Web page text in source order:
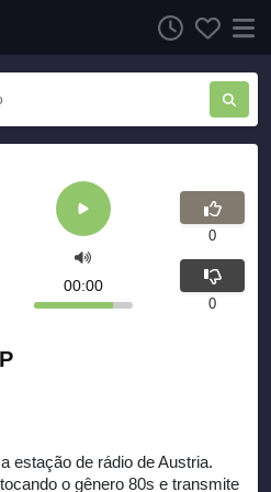
estação de rádio de Austria.
o gênero 80s e transmite
00:00
0
0